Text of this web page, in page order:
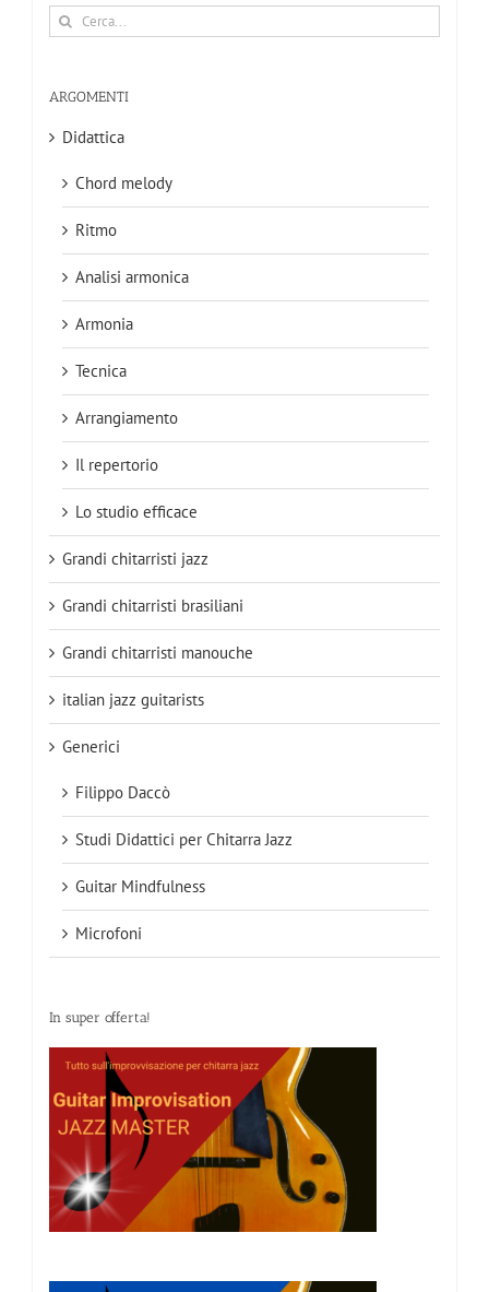
Cerca
per:
ARGOMENTI
Didattica
Chord melody
Ritmo
Analisi armonica
Armonia
Tecnica
Arrangiamento
Il repertorio
Lo studio efficace
Grandi chitarristi jazz
Grandi chitarristi brasiliani
Grandi chitarristi manouche
italian jazz guitarists
Generici
Filippo Daccò
Studi Didattici per Chitarra Jazz
Guitar Mindfulness
Microfoni
In super offerta!